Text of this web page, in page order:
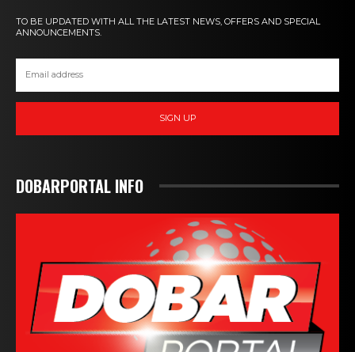
TO BE UPDATED WITH ALL THE LATEST NEWS, OFFERS AND SPECIAL
ANNOUNCEMENTS.
SIGN UP
DOBARPORTAL INFO